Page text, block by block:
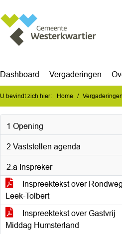
Dashboard Vergaderingen
U bevindt zich hier: Home Vergaderingen
1 Opening
2 Vaststellen agenda
2.a Inspreker
Inspreektekst over Rondweg
Leek-Tolbert
Inspreektekst over Gastvrij
Middag Humsterland